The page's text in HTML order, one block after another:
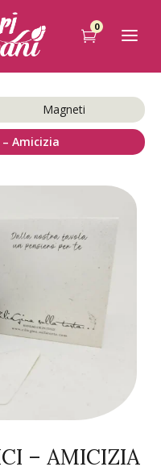
0
Magneti
Amicizia
– AMICIZIA